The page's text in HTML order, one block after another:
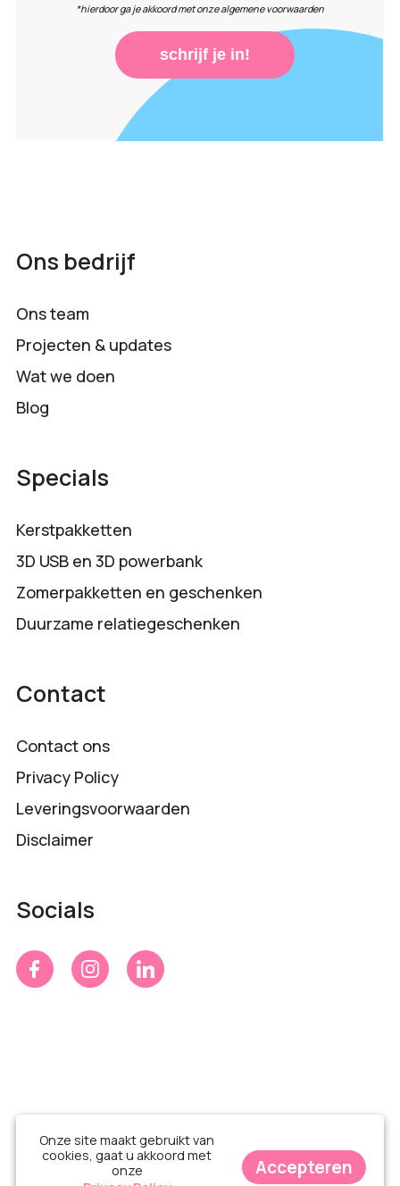
*hierdoor ga je akkoord met onze algemene voorwaarden
schrijf je in!
Ons bedrijf
Ons team
Projecten & updates
Wat we doen
Blog
Specials
Kerstpakketten
3D USB en 3D powerbank
Zomerpakketten en geschenken
Duurzame relatiegeschenken
Contact
Contact ons
Privacy Policy
Leveringsvoorwaarden
Disclaimer
Socials
Onze site maakt gebruikt van
cookies, gaat u akkoord met
onze
Accepteren